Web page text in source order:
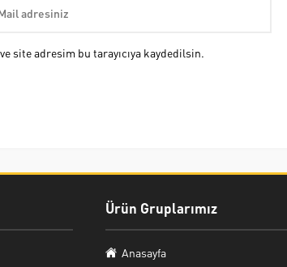
site adresim bu tarayıcıya kaydedilsin.
Ürün Gruplarımız
Anasayfa